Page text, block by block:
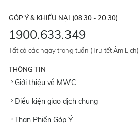
GÓP Ý & KHIẾU NẠI (08:30 - 20:30)
1900.633.349
Tất cả các ngày trong tuần (Trừ tết Âm Lịch)
THÔNG TIN
Giới thiệu về MWC
Điều kiện giao dịch chung
Than Phiền Góp Ý